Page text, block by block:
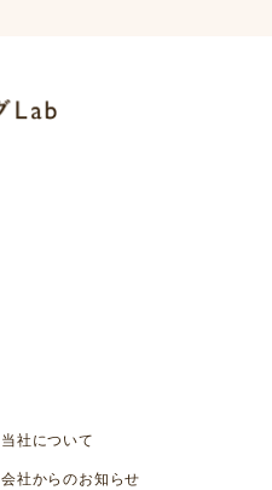
当社について
会社からのお知らせ